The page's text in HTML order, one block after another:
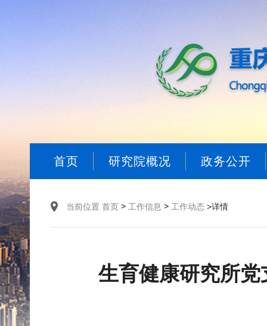
首页 研究院概况 政务公开
当前位置 首页 > 工作信息 > 工作动态 >详情
生育健康研究所